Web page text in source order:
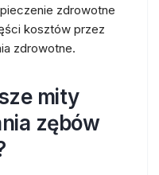
zdrowotne
kosztów przez
zdrowotne.
mity
zębów